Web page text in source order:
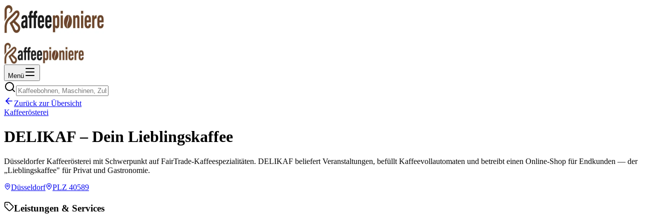
Menü
Zurück zur Übersicht
Kaffeerösterei
DELIKAF – Dein Lieblingskaffee
Düsseldorfer Kaffeerösterei mit Schwerpunkt auf FairTrade-Kaffeespezialitäten. DELIKAF beliefert Veranstaltungen, befüllt Kaffeevollautomaten und betreibt einen Online-Shop für Endkunden — der
„Lieblingskaffee" für Privat und Gastronomie.
Düsseldorf
PLZ 40589
Leistungen & Services